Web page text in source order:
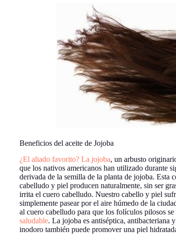
Beneficios del aceite de Jojoba
¿El aliado favorito? La jojoba, un arbusto
que los nativos americanos han utilizado durante
derivada de la semilla de la planta de jojoba. Esta
cabelludo y piel producen naturalmente, sin ser
irrita el cuero cabelludo. Nuestro cabello y piel
simplemente pasear por el aire húmedo de la
al cuero cabelludo para que los folículos pilosos
saludable. La jojoba es antiséptica, antibacteriana
inodoro también puede promover una piel